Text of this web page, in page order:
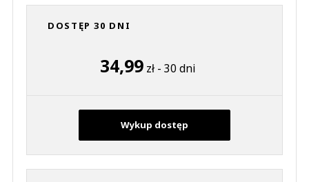
DOSTĘP 30 DNI
34,99 zł - 30 dni
Wykup dostęp